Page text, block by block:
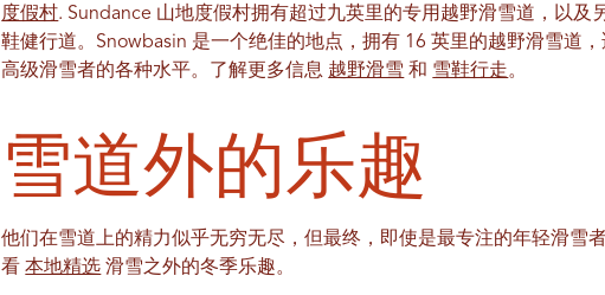
度假村. Sundance 山地度假村拥有超过九英里的专用越野滑雪道，以及
鞋健行道。Snowbasin 是一个绝佳的地点，拥有 16 英里的越野滑雪道，
高级滑雪者的各种水平。了解更多信息 越野滑雪 和 雪鞋行走。
雪道外的乐趣
他们在雪道上的精力似乎无穷无尽，但最终，即使是最专注的年轻滑雪
看本地精选 滑雪之外的冬季乐趣。